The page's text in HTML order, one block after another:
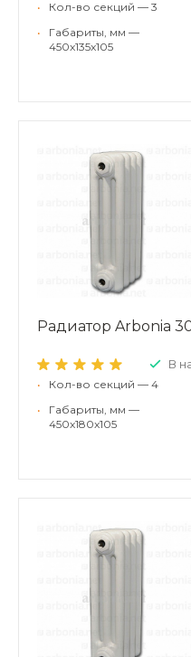
•
Кол-во секций — 3
•
Габариты, мм —
450x135x105
Радиатор Arbonia
В
•
Кол-во секций — 4
•
Габариты, мм —
450x180x105